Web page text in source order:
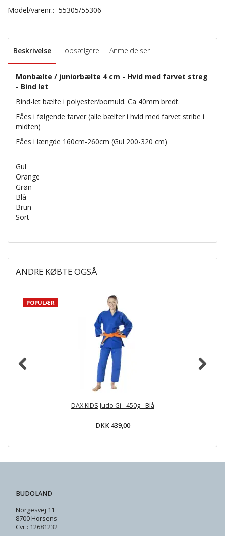
Model/varenr.: 55305/55306
Beskrivelse Topsælgere Anmeldelser
Monbælte / juniorbælte 4 cm - Hvid med farvet streg
- Bind let
Bind-let bælte i polyester/bomuld. Ca 40mm bredt.
Fåes i følgende farver (alle bælter i hvid med farvet stribe i
midten)
Fåes i længde 160cm-260cm (Gul 200-320 cm)
Gul
Orange
Grøn
Blå
Brun
Sort
ANDRE KØBTE OGSÅ
POPULÆR
DAX KIDS Judo Gi - 450g - Blå
DKK 439,00
BUDOLAND
Norgesvej 11
8700 Horsens
Cvr.: 12681232